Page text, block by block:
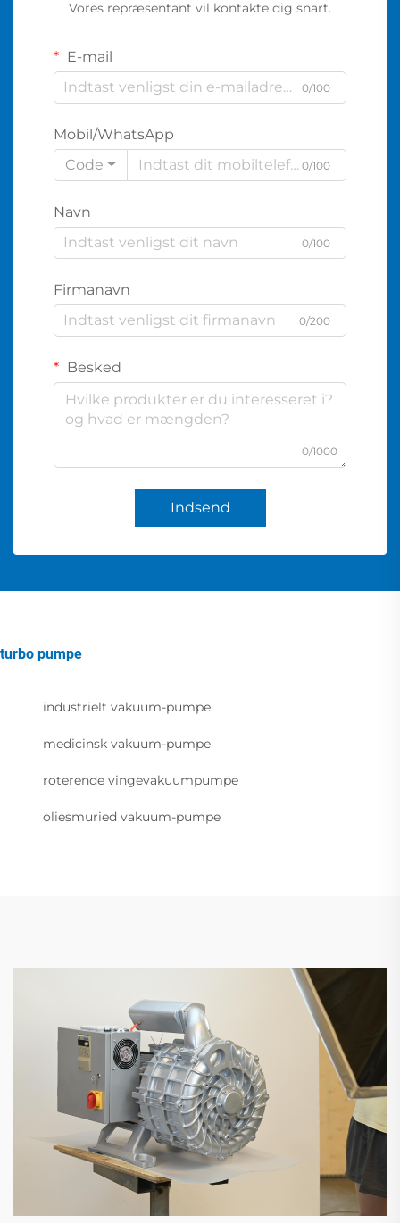
Vores repræsentant vil kontakte dig snart.
E-mail
0/100
Mobil/WhatsApp
Code
0/100
Navn
0/100
Firmanavn
0/200
Besked
0/1000
Indsend
turbo pumpe
industrielt vakuum-pumpe
medicinsk vakuum-pumpe
roterende vingevakuumpumpe
oliesmuried vakuum-pumpe